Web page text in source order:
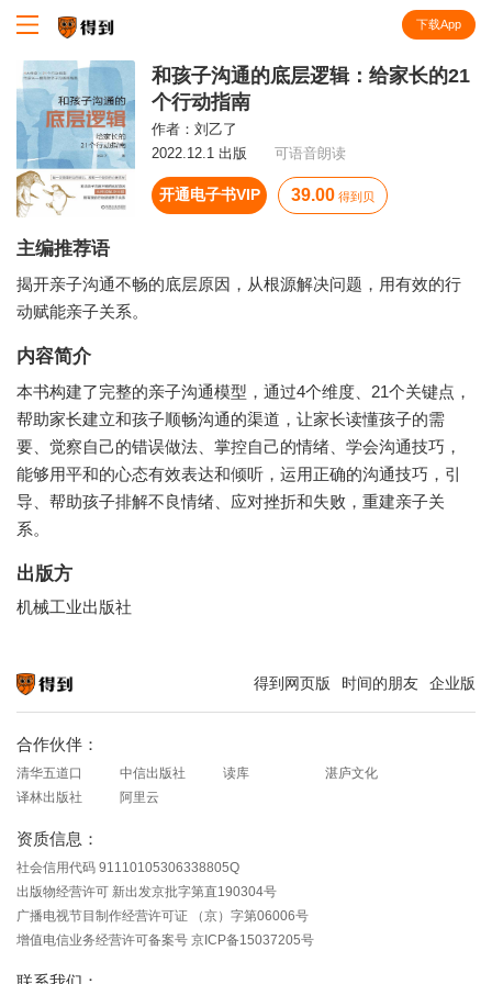
下载App
和孩子沟通的底层逻辑：给家长的21
个行动指南
作者： 刘乙了
2022.12.1 出版
可语音朗读
开通电子书VIP 39.00 得到贝
主编推荐语
揭开亲子沟通不畅的底层原因，从根源解决问题，用有效的行
动赋能亲子关系。
内容简介
本书构建了完整的亲子沟通模型，通过4个维度、21个关键点，
帮助家长建立和孩子顺畅沟通的渠道，让家长读懂孩子的需
要、觉察自己的错误做法、掌控自己的情绪、学会沟通技巧，
能够用平和的心态有效表达和倾听，运用正确的沟通技巧，引
导、帮助孩子排解不良情绪、应对挫折和失败，重建亲子关
系。
出版方
机械工业出版社
得到网页版 时间的朋友 企业版
合作伙伴：
清华五道口 中信出版社 读库
湛庐文化
译林出版社
阿里云
资质信息：
社会信用代码 91110105306338805Q
出版物经营许可 新出发京批字第直190304号
广播电视节目制作经营许可证 （京）字第06006号
增值电信业务经营许可备案号 京ICP备15037205号